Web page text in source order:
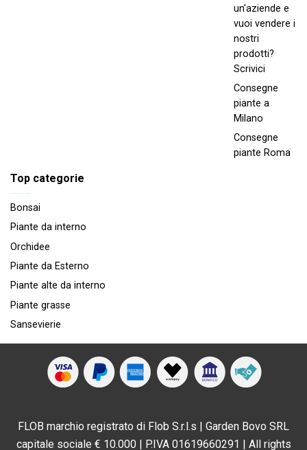
un'aziende e
vuoi vendere i
nostri
prodotti?
Scrivici
Consegne
piante a
Milano
Consegne
piante Roma
Top categorie
Bonsai
Piante da interno
Orchidee
Piante da Esterno
Piante alte da interno
Piante grasse
Sansevierie
FLOB marchio registrato di Flob S.r.l.s | Garden Bovo SRL
capitale sociale € 10.000 | P.IVA 01619660291 | All rights